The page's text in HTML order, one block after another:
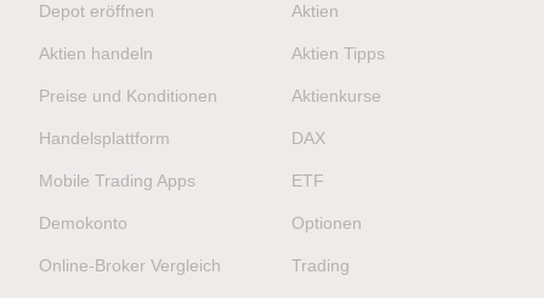
Depot eröffnen
Aktien handeln
Preise und Konditionen
Handelsplattform
Mobile Trading Apps
Demokonto
Online-Broker Vergleich
Aktien
Aktien Tipps
Aktienkurse
DAX
ETF
Optionen
Trading